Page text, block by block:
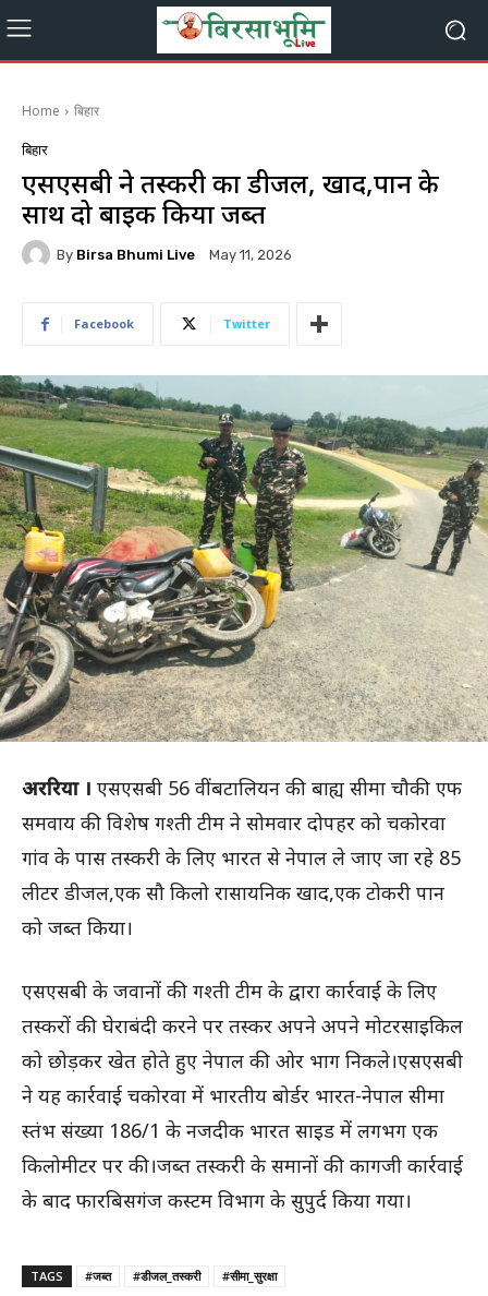
Home बिहार
बिहार
एसएसबी ने तस्करी का डीजल, खाद,पान के
साथ दो बाइक किया जब्त
By Birsa Bhumi Live May 11, 2026
Facebook Twitter
अररिया । एसएसबी 56 वीं बटालियन की बाह्य सीमा चौकी एफ
समवाय की विशेष गश्ती टीम ने सोमवार दोपहर को चकोरवा
गांव के पास तस्करी के लिए भारत से नेपाल ले जाए जा रहे 85
लीटर डीजल,एक सौ किलो रासायनिक खाद,एक टोकरी पान
को जब्त किया।
एसएसबी के जवानों की गश्ती टीम के द्वारा कार्रवाई के लिए
तस्करों की घेराबंदी करने पर तस्कर अपने अपने मोटरसाइकिल
को छोड़कर खेत होते हुए नेपाल की ओर भाग निकले।एसएसबी
ने यह कार्रवाई चकोरवा में भारतीय बोर्डर भारत-नेपाल सीमा
स्तंभ संख्या 186/1 के नजदीक भारत साइड में लगभग एक
किलोमीटर पर की।जब्त तस्करी के समानों की कागजी कार्रवाई
के बाद फारबिसगंज कस्टम विभाग के सुपुर्द किया गया।
TAGS #जब्त #डीजल_तस्करी #सीमा_सुरक्षा